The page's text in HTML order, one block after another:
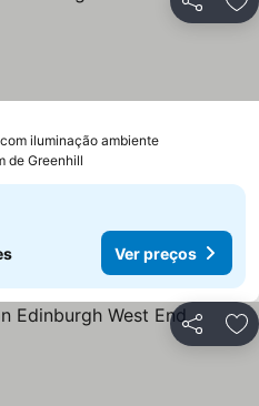
Partilhar
iluminação ambiente
de Greenhill
Ver preços
Partilhar